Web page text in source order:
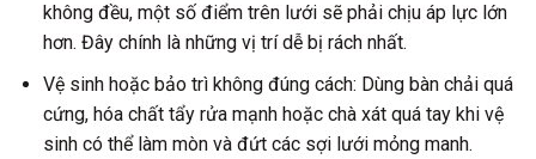
không đều, một số điểm trên lưới sẽ phải chịu áp lực lớn
hơn. Đây chính là những vị trí dễ bị rách nhất.
Vệ sinh hoặc bảo trì không đúng cách: Dùng bàn chải quá
cứng, hóa chất tẩy rửa mạnh hoặc chà xát quá tay khi vệ
sinh có thể làm mòn và đứt các sợi lưới mỏng manh.